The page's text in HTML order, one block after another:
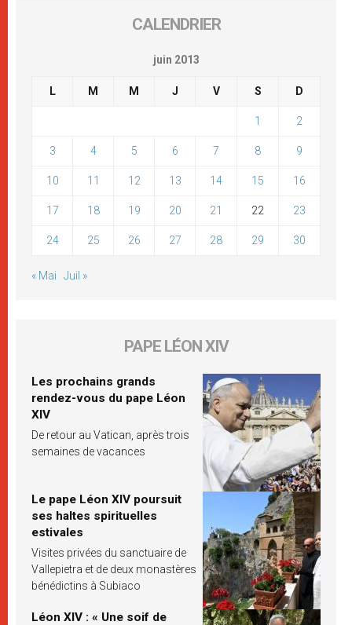
CALENDRIER
juin 2013
L M M J V S D
1 2
3 4 5 6 7 8 9
10 11 12 13 14 15 16
17 18 19 20 21 22 23
24 25 26 27 28 29 30
« Mai Juil »
PAPE LÉON XIV
Les prochains grands
rendez-vous du pape Léon
XIV
De retour au Vatican, après trois
semaines de vacances
Le pape Léon XIV poursuit
ses haltes spirituelles
estivales
Visites privées du sanctuaire de
Vallepietra et de deux monastères
bénédictins à Subiaco
Léon XIV : « Une soif de